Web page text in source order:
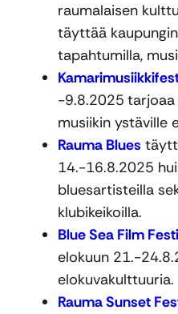
raumalaisen
täyttää
tapahtumilla,
-9.8.2025 tarjoaa
musiikin ystäville
Rauma Blues
14.-16.8.2025
bluesartisteilla
klubikeikoilla.
Blue Sea Film
elokuun 21.-
elokuvakulttuuria.
Rauma Sunset